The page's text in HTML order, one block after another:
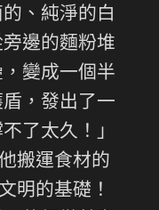
、純淨的白
邊的麵粉堆
變成一個半
，發出了一
了太久！」
搬運食材的
明的基礎！